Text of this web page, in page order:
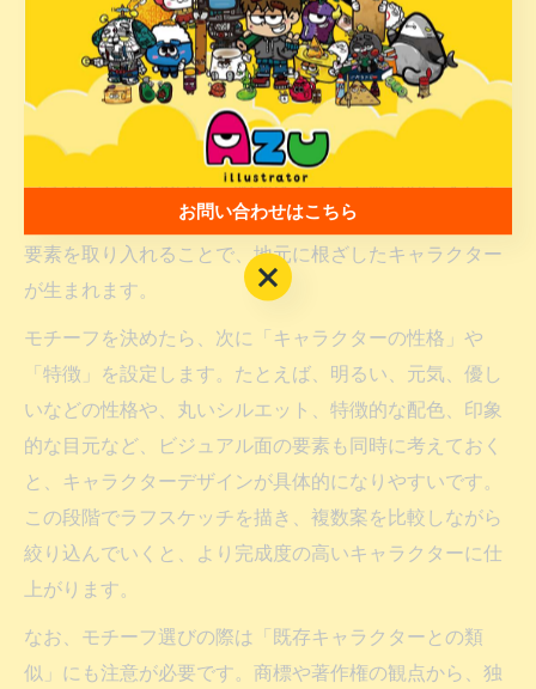
キャラクター作成の第一歩は「モチーフ決め」です。モ
チーフとは、キャラクターの元となる動物、植物、物
体、人物、抽象的な概念などのことを指します。企業や
店舗で活用する場合は、業種やサービス内容、所在地に
ちなんだものを選ぶと、認知度アップや親しみやすさに
つながりやすいです。たとえば、地域の特産品やご当地
要素を取り入れることで、地元に根ざしたキャラクター
が生まれます。
モチーフを決めたら、次に「キャラクターの性格」や
「特徴」を設定します。たとえば、明るい、元気、優し
いなどの性格や、丸いシルエット、特徴的な配色、印象
的な目元など、ビジュアル面の要素も同時に考えておく
と、キャラクターデザインが具体的になりやすいです。
この段階でラフスケッチを描き、複数案を比較しながら
絞り込んでいくと、より完成度の高いキャラクターに仕
上がります。
なお、モチーフ選びの際は「既存キャラクターとの類
似」にも注意が必要です。商標や著作権の観点から、独
お問い合わせはこちら
お問い合わせはこちら